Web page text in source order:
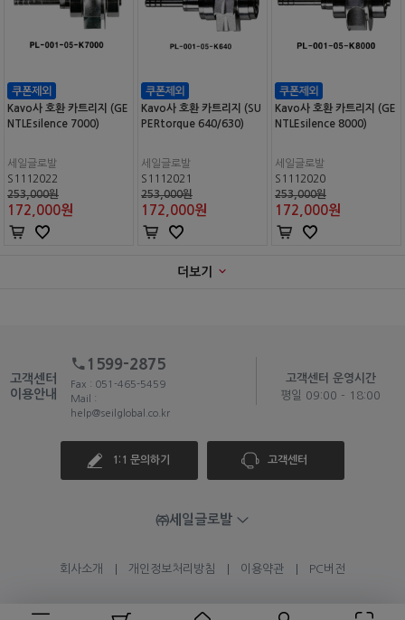
Kavo사 호환 카트리지 (GE
NTLEsilence 7000)
세일글로발
S1112022
253,000원
172,000원
Kavo사 호환 카트리지 (SU
PERtorque 640/630)
세일글로발
S1112021
253,000원
172,000원
Kavo사 호환 카트리지 (GE
NTLEsilence 8000)
세일글로발
S1112020
253,000원
172,000원
더보기
고객센터
이용안내
1599-2875
Fax : 051-465-5459
Mail :
help@seilglobal.co.kr
고객센터 운영시간
평일 09:00 - 18:00
1:1 문의하기 고객센터
㈜세일글로발
회사소개 개인정보처리방침 이용약관 PC버전